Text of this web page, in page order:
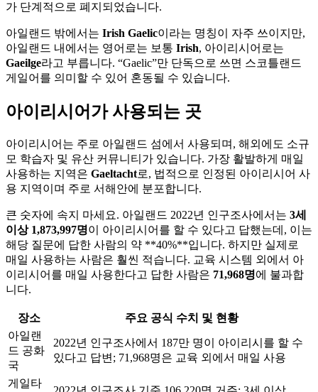
가 단계적으로 폐지되었습니다.
아일랜드 밖에서는 Irish Gaelic이라는 명칭이 자주 쓰이지만,
아일랜드 내에서는 영어로는 보통 Irish, 아이리시어로는
Gaeilge라고 부릅니다. “Gaelic”만 단독으로 쓰면 스코틀랜드
게일어를 의미할 수 있어 혼동될 수 있습니다.
아이리시어가 사용되는 곳
아이리시어는 주로 아일랜드 섬에서 사용되며, 해외에도 소규
모 학습자 및 유산 커뮤니티가 있습니다. 가장 활발하게 매일
사용하는 지역은 Gaeltacht로, 법적으로 인정된 아이리시어 사
용 지역이며 주로 서해안에 분포합니다.
큰 숫자에 속지 마세요. 아일랜드 2022년 인구조사에서는 3세
이상 1,873,997명이 아이리시어를 할 수 있다고 답했는데, 이는
해당 질문에 답한 사람의 약 **40%**입니다. 하지만 실제로
매일 사용하는 사람은 훨씬 적습니다. 교육 시스템 외에서 아
이리시어를 매일 사용한다고 답한 사람은 71,968명에 불과합
니다.
장소
주요 공식 수치 및 현황
아일랜
드 공화
국
2022년 인구조사에서 187만 명이 아이리시를 할 수
있다고 답변; 71,968명은 교육 외에서 매일 사용
게일타